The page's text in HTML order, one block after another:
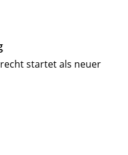
startet als neuer